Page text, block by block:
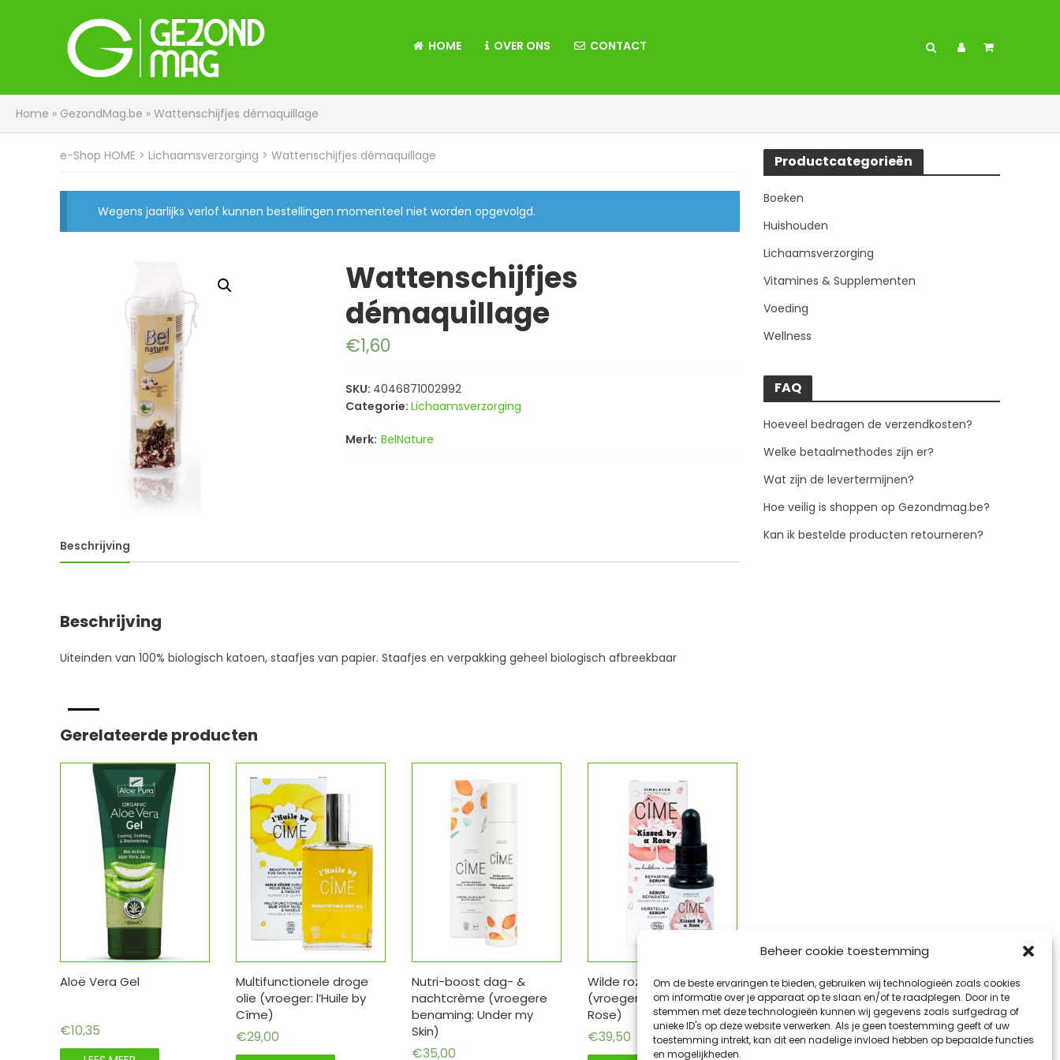
Beheer cookie toestemming
Om de beste ervaringen te bieden, gebruiken wij technologieën zoals cookies
om informatie over je apparaat op te slaan en/of te raadplegen. Door in te
stemmen met deze technologieën kunnen wij gegevens zoals surfgedrag of
unieke ID's op deze website verwerken. Als je geen toestemming geeft of uw
toestemming intrekt, kan dit een nadelige invloed hebben op bepaalde functies
en mogelijkheden.
HOME OVER ONS CONTACT
Home » GezondMag.be » Wattenschijfjes démaquillage
e-Shop HOME > Lichaamsverzorging > Wattenschijfjes démaquillage
Wegens jaarlijks verlof kunnen bestellingen momenteel niet worden opgevolgd.
Wattenschijfjes
démaquillage
€1,60
SKU: 4046871002992
Categorie: Lichaamsverzorging
BelNature
Beschrijving
Beschrijving
Uiteinden van 100% biologisch katoen, staafjes van papier. Staafjes en verpakking geheel biologisch afbreekbaar
Gerelateerde producten
Aloë Vera Gel
€10,35
Multifunctionele droge
olie (vroeger: l’Huile by
Cîme)
€29,00
Nutri-boost dag- &
nachtcrème (vroegere
benaming: Under my
Skin)
€35,00
Wilde rozen serum
(vroeger: Kissed by a
Rose)
€39,50
Productcategorieën
Boeken
Huishouden
Lichaamsverzorging
Vitamines & Supplementen
Voeding
Wellness
FAQ
Hoeveel bedragen de verzendkosten?
Welke betaalmethodes zijn er?
Wat zijn de levertermijnen?
Hoe veilig is shoppen op Gezondmag.be?
Kan ik bestelde producten retourneren?